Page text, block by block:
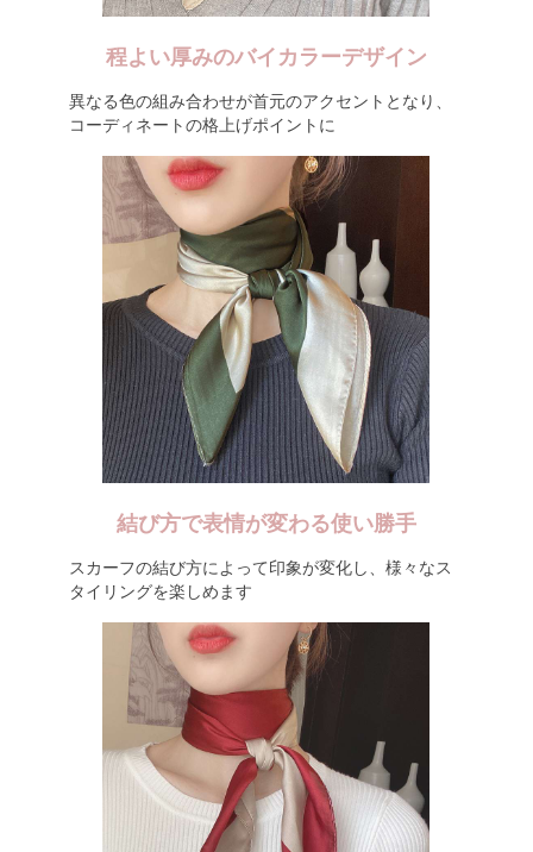
程よい厚みのバイカラーデザイン
異なる色の組み合わせが首元のアクセントとなり、
コーディネートの格上げポイントに
結び方で表情が変わる使い勝手
スカーフの結び方によって印象が変化し、様々なス
タイリングを楽しめます